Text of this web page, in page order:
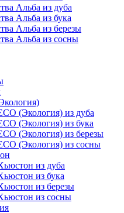
Альба из дуба
Альба из бука
Альба из березы
Альба из сосны
(Экология) из дуба
(Экология) из бука
(Экология) из березы
(Экология) из сосны
из дуба
из бука
из березы
из сосны